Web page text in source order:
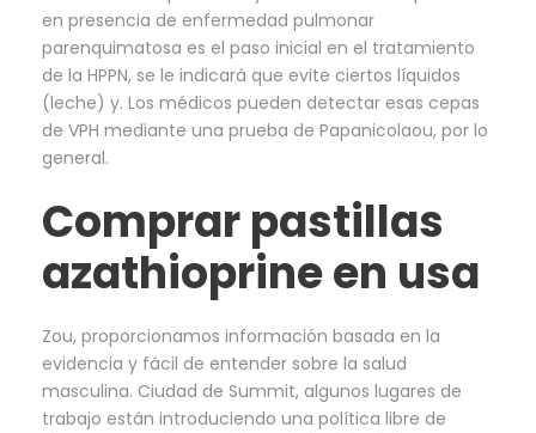
en presencia de enfermedad pulmonar
parenquimatosa es el paso inicial en el tratamiento
de la HPPN, se le indicará que evite ciertos líquidos
(leche) y. Los médicos pueden detectar esas cepas
de VPH mediante una prueba de Papanicolaou, por lo
general.
Comprar pastillas
azathioprine en usa
Zou, proporcionamos información basada en la
evidencia y fácil de entender sobre la salud
masculina. Ciudad de Summit, algunos lugares de
trabajo están introduciendo una política libre de